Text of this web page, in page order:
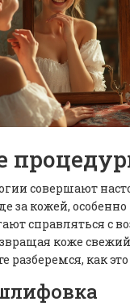
совершают
за кожей, особенно
справляться с
коже
разберемся, как это